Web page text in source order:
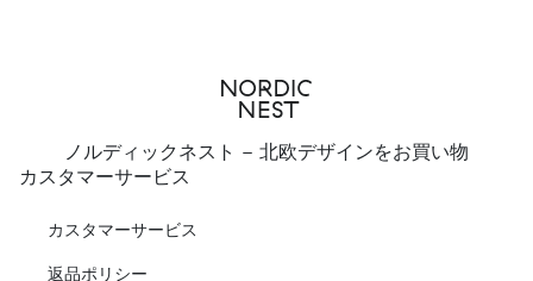
ノルディックネスト - 北欧デザインをお買い物
カスタマーサービス
カスタマーサービス
返品ポリシー